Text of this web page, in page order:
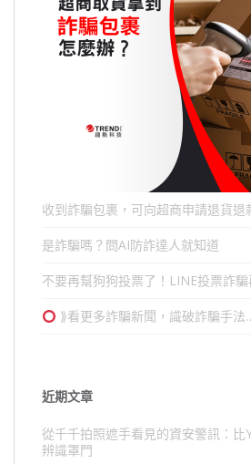
收到詐騙包裹，可向超商申請退貨退
是詐騙嗎？問AI防詐達人就知道
不要再幫狗狗投票了！LINE投票詐
⟫看更多詐騙新聞，識破詐騙手法
近期文章
從千千拍照遮手看見的資安警訊：比
辨識罩門